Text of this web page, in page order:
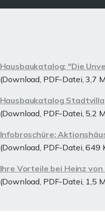
Hausbaukatalog: "Die
(Download, PDF-Datei, 3,7
Hausbaukatalog Stadtvilla
(Download, PDF-Datei, 5,2
Infobroschüre:
(Download, PDF-Datei, 649
Ihre Vorteile bei Heinz von
(Download, PDF-Datei, 1,5